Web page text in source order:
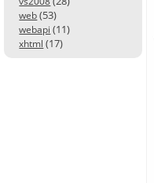
web (53)
webapi (11)
xhtml (17)